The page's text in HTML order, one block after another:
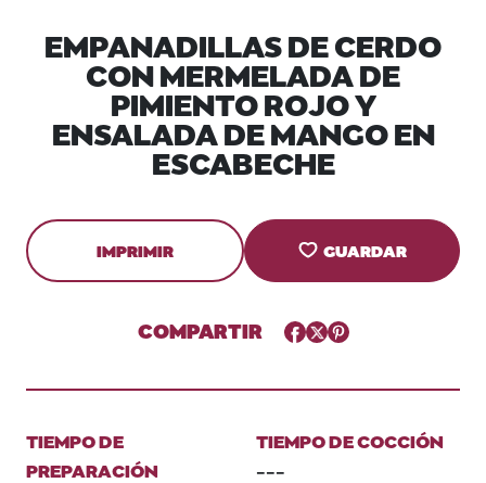
EMPANADILLAS DE CERDO
CON MERMELADA DE
PIMIENTO ROJO Y
ENSALADA DE MANGO EN
ESCABECHE
IMPRIMIR GUARDAR
COMPARTIR Facebook
TwitterPinterest
TIEMPO DE
PREPARACIÓN
TIEMPO DE COCCIÓN
---